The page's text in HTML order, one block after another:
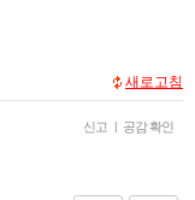
새로고침
신고 | 공감 확인